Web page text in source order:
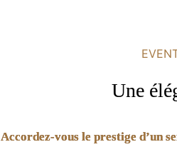
Une
Accordez-vous le prestige d’un